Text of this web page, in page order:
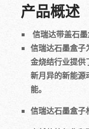
产品概述
信瑞达带盖石墨
信瑞达石墨盒子
金烧结行业提供
新月异的新能源
能。
信瑞达石墨盒子